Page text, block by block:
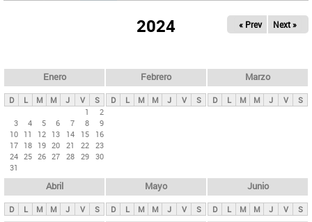
ds
p
n
c
i
p
2024 « Prev Next »
Enero
D L M M J V
S
1
2
3
4 5 6 7 8
9
10 11 12 13 14 15
16
17 18 19 20 21 22 23
24 25 26 27 28 29 30
31
Febrero
D L M M J V S
Marzo
D L M M J V S
Abril
D L M M J V S
Mayo
D L M M J V S
Junio
D L M M J V S